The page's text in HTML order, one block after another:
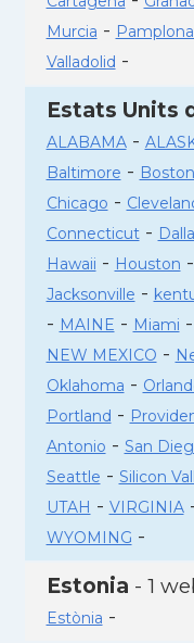
Murcia -
Valladolid -
Estats Units
ALABAMA-
Baltimore - Boston
Chicago -
Connecticut-
Hawaii - Houston -
Jacksonville -
- MAINE - Miami -
NEW MEXICO -
Oklahoma -
Portland -
Antonio - San
Seattle - Silicon
UTAH - VIRGINIA
WYOMING -
Estonia - 1
Estònia -